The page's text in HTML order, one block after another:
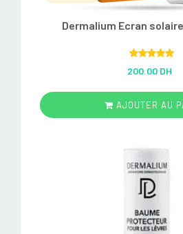
Dermalium Ecran
out of 5
200.00 DH
AJOUTER AU